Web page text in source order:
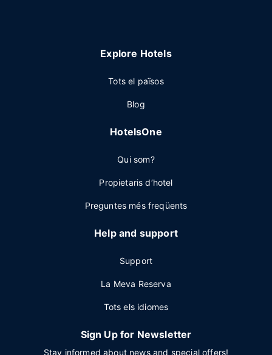
Explore Hotels
Tots el països
Blog
HotelsOne
Qui som?
Propietaris d’hotel
Preguntes més freqüents
Help and support
Support
La Meva Reserva
Tots els idiomes
Sign Up for Newsletter
Stay informed about news and special offers!